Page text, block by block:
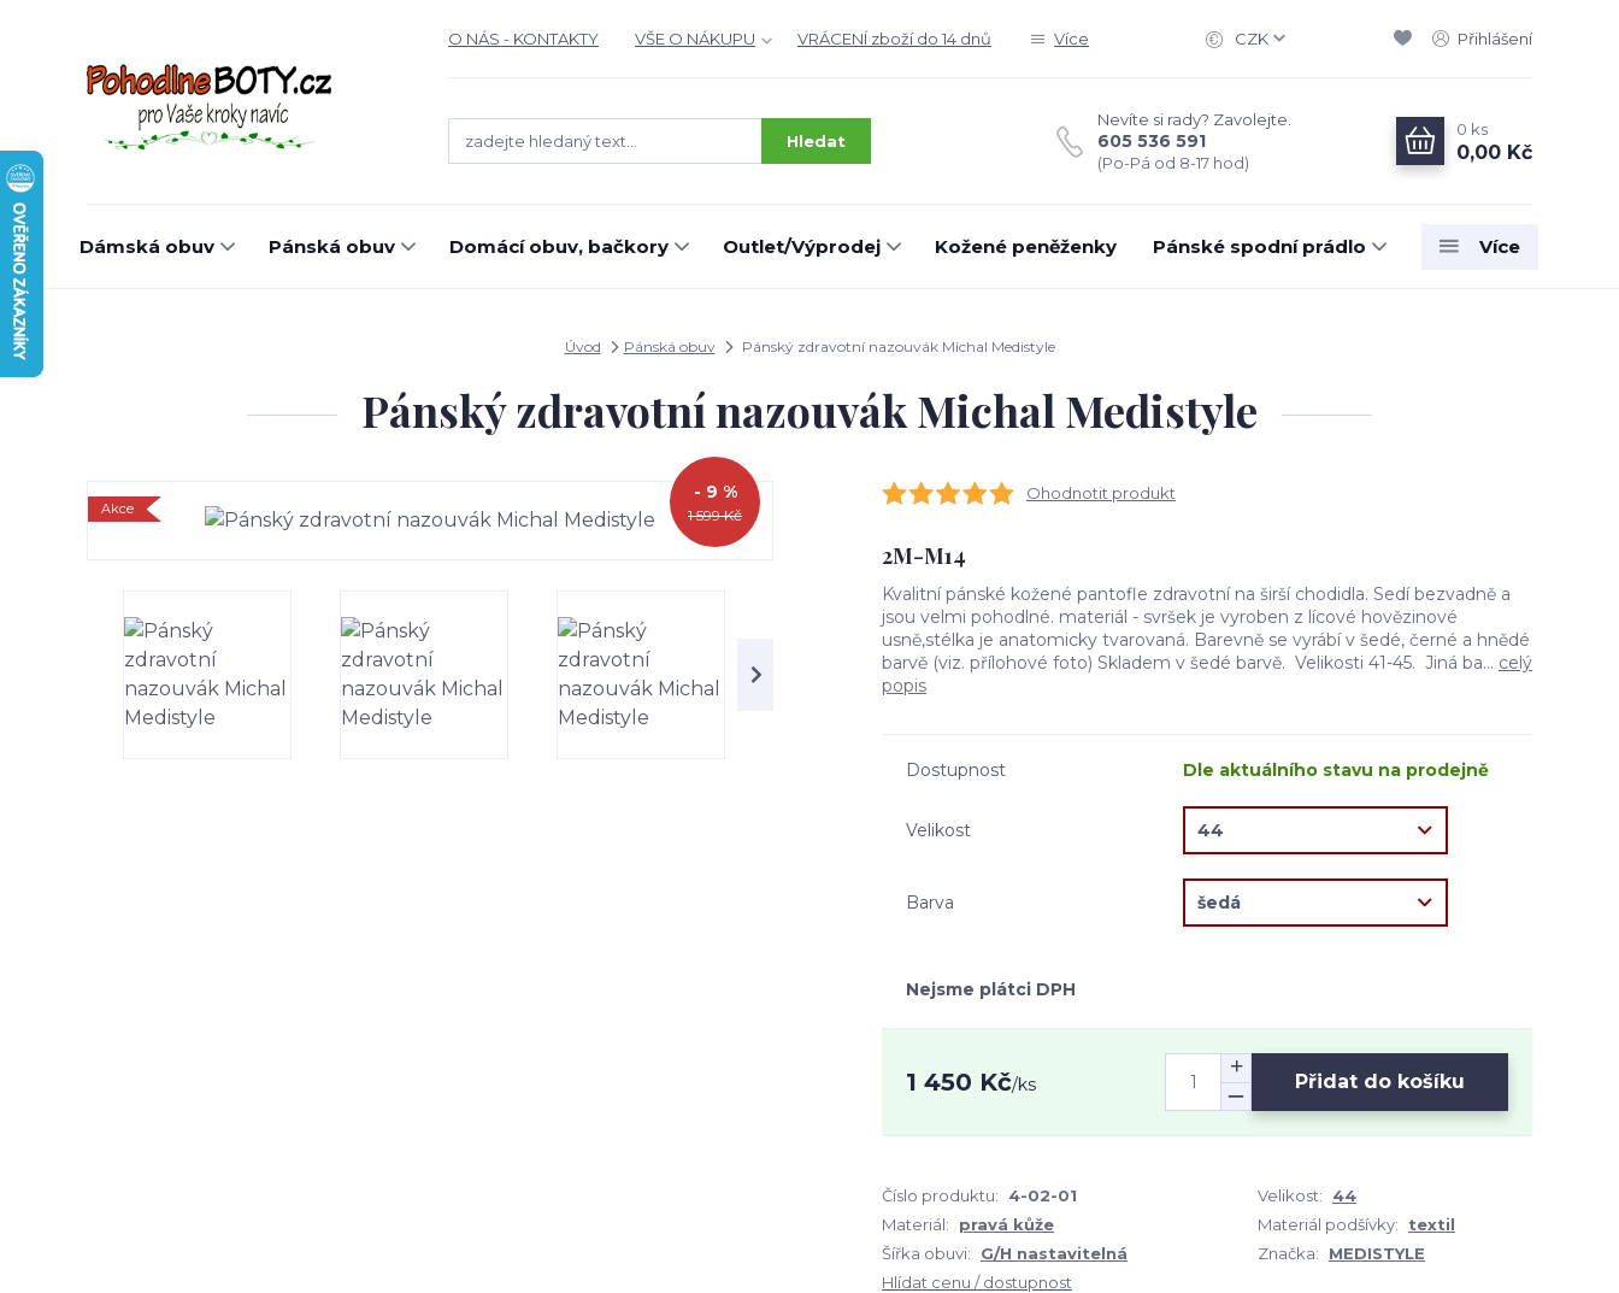
O NÁS - KONTAKTY VŠE O NÁKUPU VRÁCENÍ zboží do 14 dnů Více CZK Přihlášení
Hledat
Nevíte si rady? Zavolejte.
605 536 591
(Po-Pá od 8-17 hod)
0 ks
0,00 Kč
Dámská obuv Pánská obuv Domácí obuv, bačkory Outlet/Výprodej Kožené peněženky Pánské spodní prádlo Více
Úvod Pánská obuv Pánský zdravotní nazouvák Michal Medistyle
Pánský zdravotní nazouvák Michal Medistyle
Akce 1 599 Kč
- 9 % Ohodnotit produkt
2M-M14
Kvalitní pánské kožené pantofle zdravotní na širší chodidla. Sedí bezvadně a
jsou velmi pohodlné. materiál - svršek je vyroben z lícové hovězinové
usně,stélka je anatomicky tvarovaná. Barevně se vyrábí v šedé, černé a hnědé
barvě (viz. přílohové foto) Skladem v šedé barvě. Velikosti 41-45. Jiná ba... celý
popis
Dostupnost Dle aktuálního stavu na prodejně
Velikost
Barva
Nejsme plátci DPH
1 450 Kč/ks Přidat do košíku
Číslo produktu: 4-02-01 Velikost:
44
Materiál:
pravá kůže Materiál podšívky:
textil
Šířka obuvi:
G/H nastavitelná Značka:
MEDISTYLE
Hlídat cenu / dostupnost